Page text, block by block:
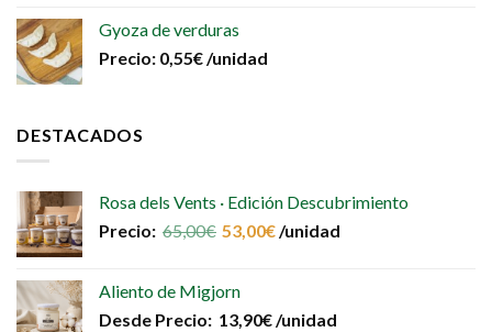
Gyoza de verduras
Precio: 0,55€ /unidad
DESTACADOS
Rosa dels Vents · Edición Descubrimiento
Precio: 65,00€ 53,00€/unidad
Aliento de Migjorn
Desde Precio: 13,90€/unidad